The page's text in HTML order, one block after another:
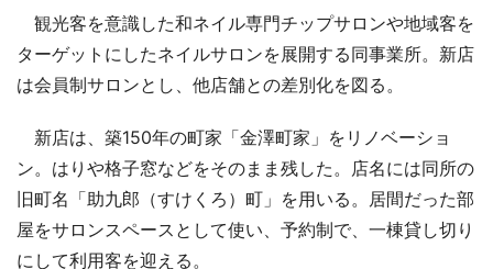
観光客を意識した和ネイル専門チップサロンや地域客を
ターゲットにしたネイルサロンを展開する同事業所。新店
は会員制サロンとし、他店舗との差別化を図る。
新店は、築150年の町家「金澤町家」をリノベーショ
ン。はりや格子窓などをそのまま残した。店名には同所の
旧町名「助九郎（すけくろ）町」を用いる。居間だった部
屋をサロンスペースとして使い、予約制で、一棟貸し切り
にして利用客を迎える。